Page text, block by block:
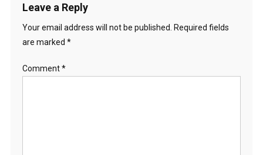
Leave a Reply
Your email address will not be published.
Required fields
are marked *
Comment*